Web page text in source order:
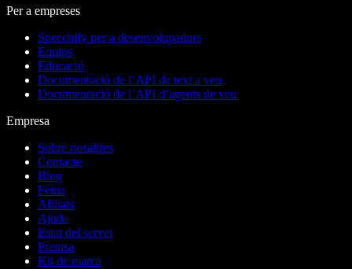
Per a empreses
Speechify per a desenvolupadors
Equips
Educació
Documentació de l’API de text a veu
Documentació de l’API d’agents de veu
Empresa
Sobre nosaltres
Contacte
Blog
Feina
Afiliats
Ajuda
Estat del servei
Premsa
Kit de marca